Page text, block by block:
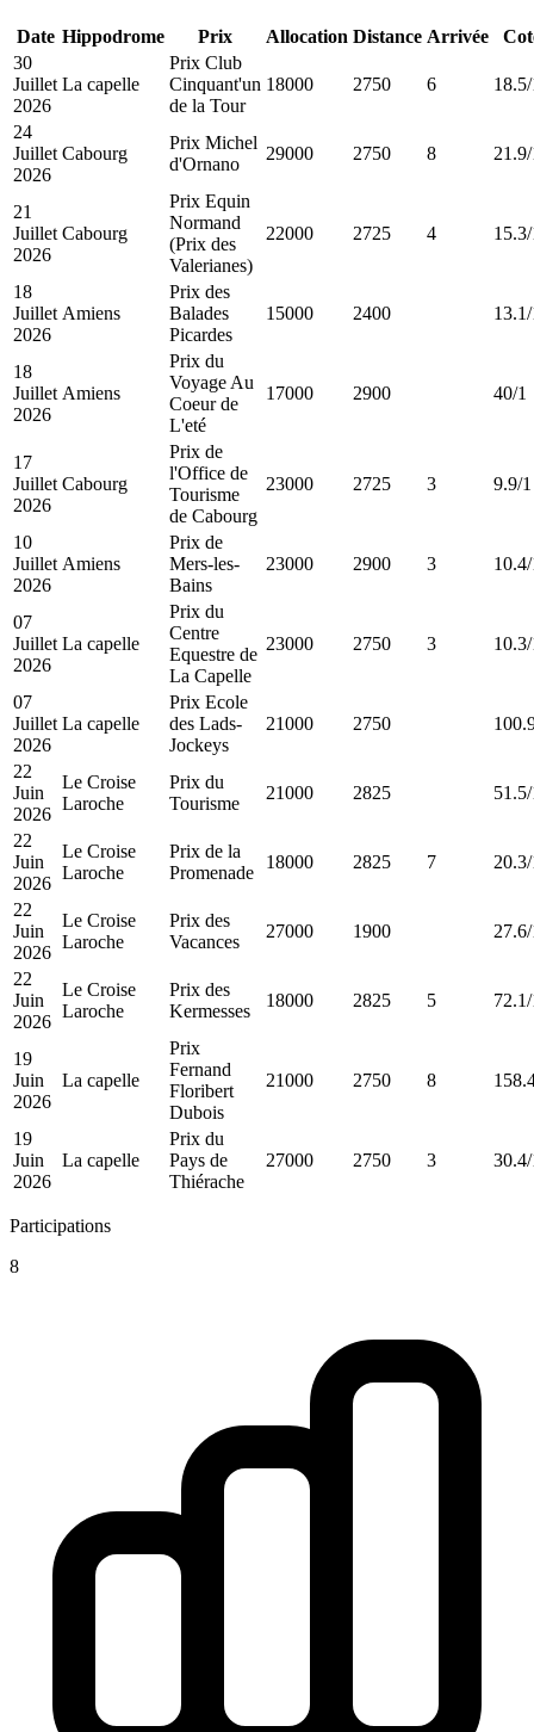
Date Hippodrome Prix Allocation Distance Arrivée
30
Juillet
2026
La capelle
Prix Club
Cinquant'un
de la Tour
18000 2750 6
24
Juillet
2026
Cabourg
Prix Michel
d'Ornano
29000 2750 8
21
Juillet
2026
Cabourg
Prix Equin
Normand
(Prix des
Valerianes)
22000 2725 4
18
Juillet
2026
Amiens
Prix des
Balades
Picardes
15000 2400
18
Juillet
2026
Amiens
Prix du
Voyage Au
Coeur de
L'eté
17000 2900 40/1
17
Juillet
2026
Cabourg
Prix de
l'Office de
Tourisme
de Cabourg
23000 2725 3 9.9/1
10
Juillet
2026
Amiens
Prix de
Mers-les-
Bains
23000 2900 3
07
Juillet
2026
La capelle
Prix du
Centre
Equestre de
La Capelle
23000 2750 3
07
Juillet
2026
La capelle
Prix Ecole
des Lads-
Jockeys
21000 2750
22
Juin
2026
Le Croise
Laroche
Prix du
Tourisme
21000 2825
22
Juin
2026
Le Croise
Laroche
Prix de la
Promenade
18000 2825 7
22
Juin
2026
Le Croise
Laroche
Prix des
Vacances
27000 1900
22
Juin
2026
Le Croise
Laroche
Prix des
Kermesses
18000 2825 5
19
Juin
2026
La capelle
Prix
Fernand
Floribert
Dubois
21000 2750 8
19
Juin
2026
La capelle
Prix du
Pays de
Thiérache
27000 2750 3
Participations
8